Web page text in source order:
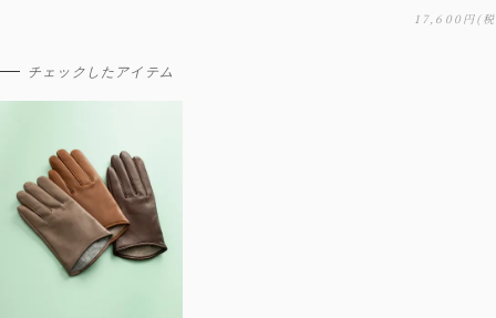
17,600円(
チェックしたアイテム